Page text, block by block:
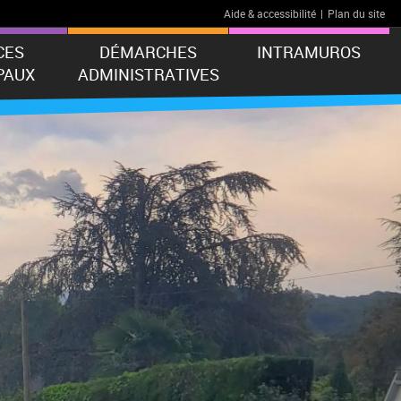
Aide & accessibilité | Plan du site
DÉMARCHES
ADMINISTRATIVES
INTRAMUROS